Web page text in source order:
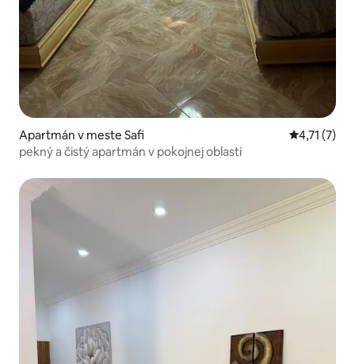
Apartmán v meste Safi Priemerné
4,71 (7)
pekný a čistý apartmán v pokojnej oblasti